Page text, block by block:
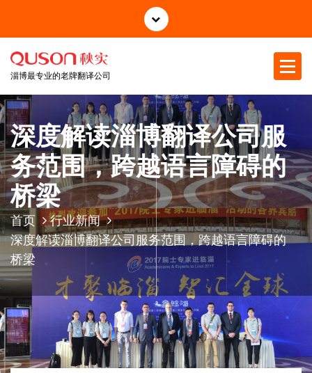
正
淄博最专业的老牌翻译公司
深度解读淄博翻译公司服
务范围，跨越语言障碍的
桥梁
首页
行业新闻
深度解读淄博翻译公司服务范围，跨越语言障碍的
桥梁